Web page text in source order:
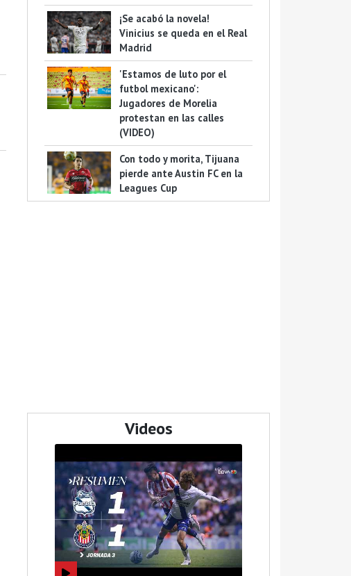
¡Se acabó la novela!
Vinicius se queda en el Real
Madrid
'Estamos de luto por el
futbol mexicano':
Jugadores de Morelia
protestan en las calles
(VIDEO)
Con todo y morita, Tijuana
pierde ante Austin FC en la
Leagues Cup
Videos